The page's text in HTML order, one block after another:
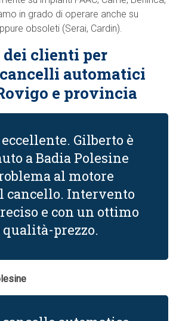
in grado di operare anche su
obsoleti (Serai, Cardin).
dei clienti per
automatici
e provincia
Gilberto è
a Badia Polesine
al motore
cancello. Intervento
e con un ottimo
prezzo.